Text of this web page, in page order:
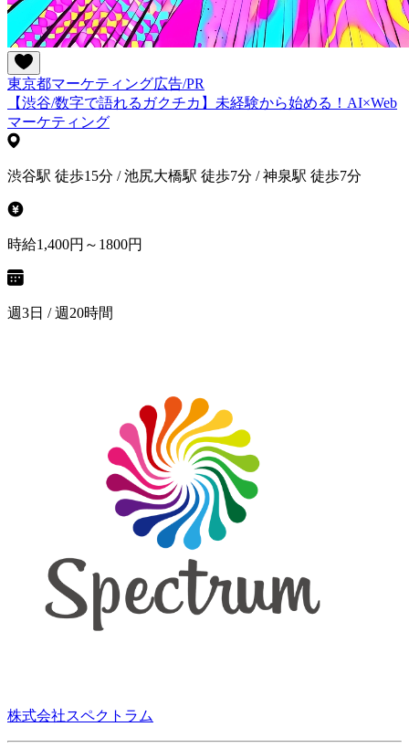
東京都マーケティング広告/PR
【渋谷/数字で語れるガクチカ】未経験から始める！AI×Web
マーケティング
渋谷駅 徒歩15分 / 池尻大橋駅 徒歩7分 / 神泉駅 徒歩7分
時給1,400円～1800円
週3日 / 週20時間
株式会社スペクトラム